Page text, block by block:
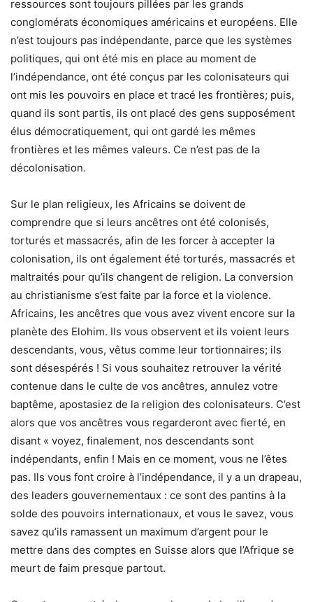
ressources sont toujours pillées par les grands
conglomérats économiques américains et européens. Elle
n’est toujours pas indépendante, parce que les systèmes
politiques, qui ont été mis en place au moment de
l’indépendance, ont été conçus par les colonisateurs qui
ont mis les pouvoirs en place et tracé les frontières; puis,
quand ils sont partis, ils ont placé des gens supposément
élus démocratiquement, qui ont gardé les mêmes
frontières et les mêmes valeurs. Ce n’est pas de la
décolonisation.
Sur le plan religieux, les Africains se doivent de
comprendre que si leurs ancêtres ont été colonisés,
torturés et massacrés, afin de les forcer à accepter la
colonisation, ils ont également été torturés, massacrés et
maltraités pour qu’ils changent de religion. La conversion
au christianisme s’est faite par la force et la violence.
Africains, les ancêtres que vous avez vivent encore sur la
planète des Elohim. Ils vous observent et ils voient leurs
descendants, vous, vêtus comme leur tortionnaires; ils
sont désespérés ! Si vous souhaitez retrouver la vérité
contenue dans le culte de vos ancêtres, annulez votre
baptême, apostasiez de la religion des colonisateurs. C’est
alors que vos ancêtres vous regarderont avec fierté, en
disant « voyez, finalement, nos descendants sont
indépendants, enfin ! Mais en ce moment, vous ne l’êtes
pas. Ils vous font croire à l’indépendance, il y a un drapeau,
des leaders gouvernementaux : ce sont des pantins à la
solde des pouvoirs internationaux, et vous le savez, vous
savez qu’ils ramassent un maximum d’argent pour le
mettre dans des comptes en Suisse alors que l’Afrique se
meurt de faim presque partout.